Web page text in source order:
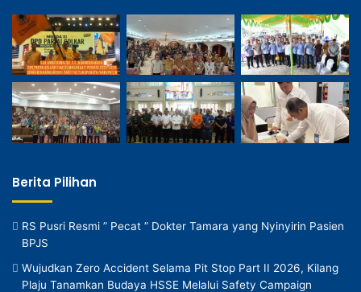
Berita Pilihan
RS Pusri Resmi ” Pecat ” Dokter Tamara yang Nyinyirin Pasien
BPJS
Wujudkan Zero Accident Selama Pit Stop Part II 2026, Kilang
Plaju Tanamkan Budaya HSSE Melalui Safety Campaign